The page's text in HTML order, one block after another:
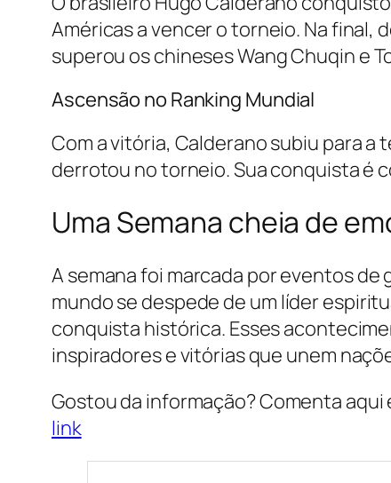
Américas a vencer o torneio. Na final,
superou os chineses Wang Chuqin e
Ascensão no Ranking Mundial
Com a vitória, Calderano subiu para a
derrotou no torneio. Sua conquista é
Uma Semana cheia de
A semana foi marcada por eventos
mundo se despede de um líder
conquista histórica. Esses
inspiradores e vitórias que unem
Gostou da informação? Comenta aqui
link